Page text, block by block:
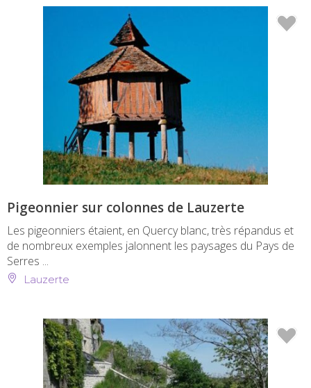
Pigeonnier sur colonnes de Lauzerte
Les pigeonniers étaient, en Quercy blanc, très répandus et
de nombreux exemples jalonnent les paysages du Pays de
Serres ...
Lauzerte